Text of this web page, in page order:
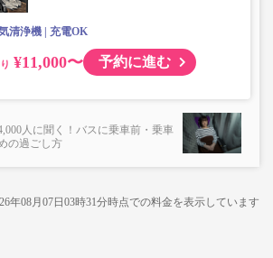
清浄機 充電OK
¥11,000〜 予約に進む
人に聞く！バスに乗車前・乗車
の過ごし方
年08月07日03時31分時点での料金を表示しています